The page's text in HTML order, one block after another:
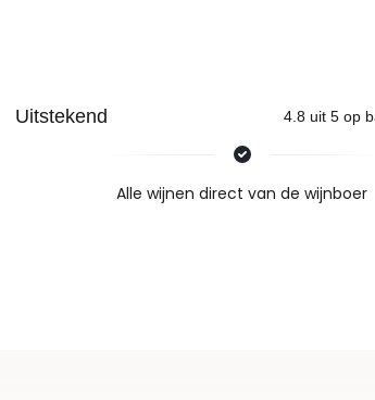
Nieuws & inspiratie in Vineé Vineuse
Alle wijnen direct van de wijnboer